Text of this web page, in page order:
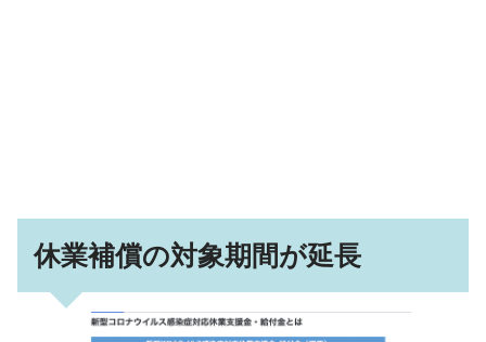
休業補償の対象期間が延長